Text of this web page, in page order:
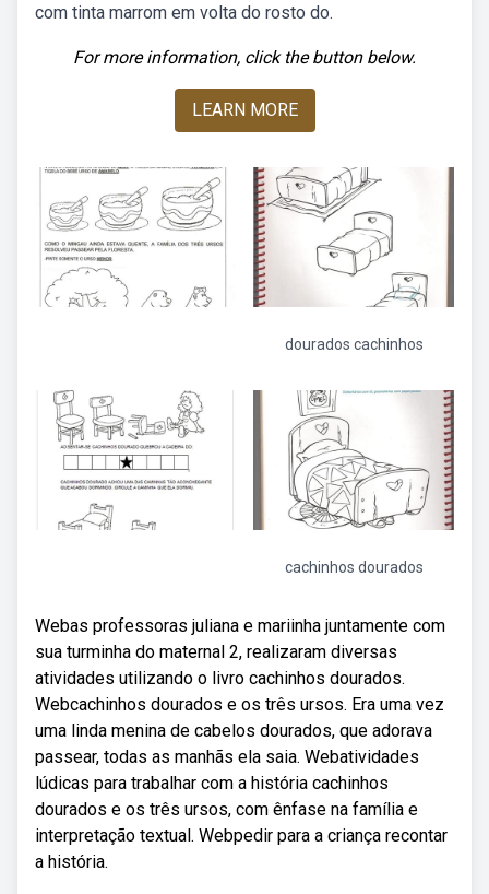
com tinta marrom em volta do rosto do.
For more information, click the button below.
LEARN MORE
dourados cachinhos
cachinhos dourados
Webas professoras juliana e mariinha juntamente com
sua turminha do maternal 2, realizaram diversas
atividades utilizando o livro cachinhos dourados.
Webcachinhos dourados e os três ursos. Era uma vez
uma linda menina de cabelos dourados, que adorava
passear, todas as manhãs ela saia. Webatividades
lúdicas para trabalhar com a história cachinhos
dourados e os três ursos, com ênfase na família e
interpretação textual. Webpedir para a criança recontar
a história.